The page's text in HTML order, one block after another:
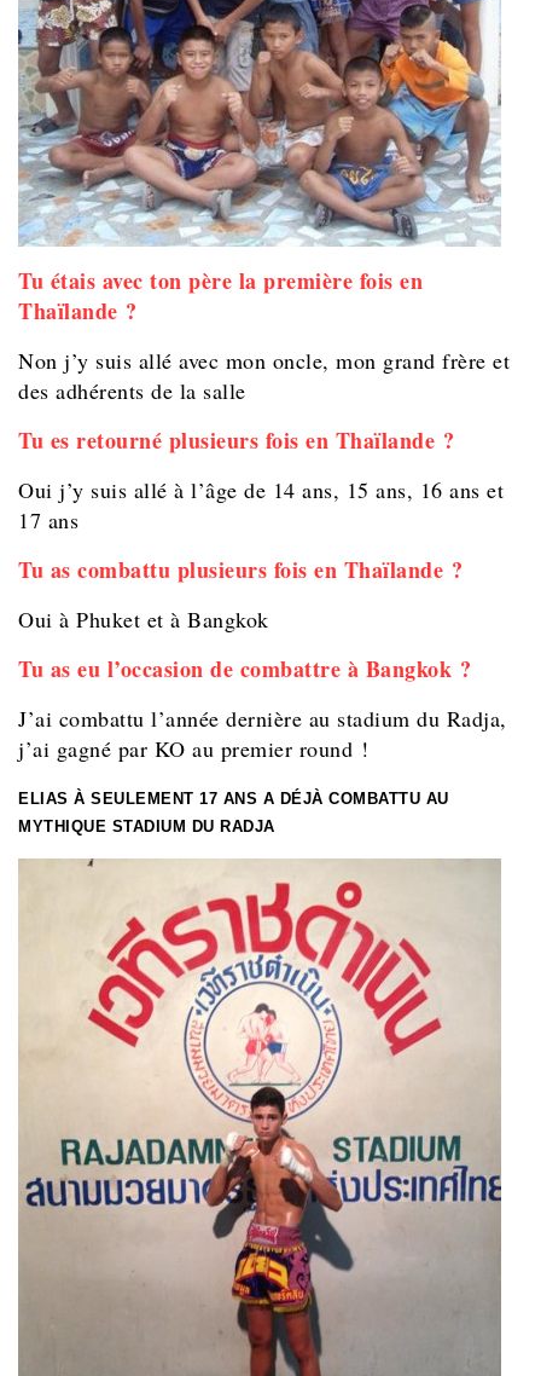
Tu étais avec ton père la première fois en
Thaïlande ?
Non j’y suis allé avec mon oncle, mon grand frère et
des adhérents de la salle
Tu es retourné plusieurs fois en Thaïlande ?
Oui j’y suis allé à l’âge de 14 ans, 15 ans, 16 ans et
17 ans
Tu as combattu plusieurs fois en Thaïlande ?
Oui à Phuket et à Bangkok
Tu as eu l’occasion de combattre à Bangkok ?
J’ai combattu l’année dernière au stadium du Radja,
j’ai gagné par KO au premier round !
ELIAS À SEULEMENT 17 ANS A DÉJÀ COMBATTU AU
MYTHIQUE STADIUM DU RADJA